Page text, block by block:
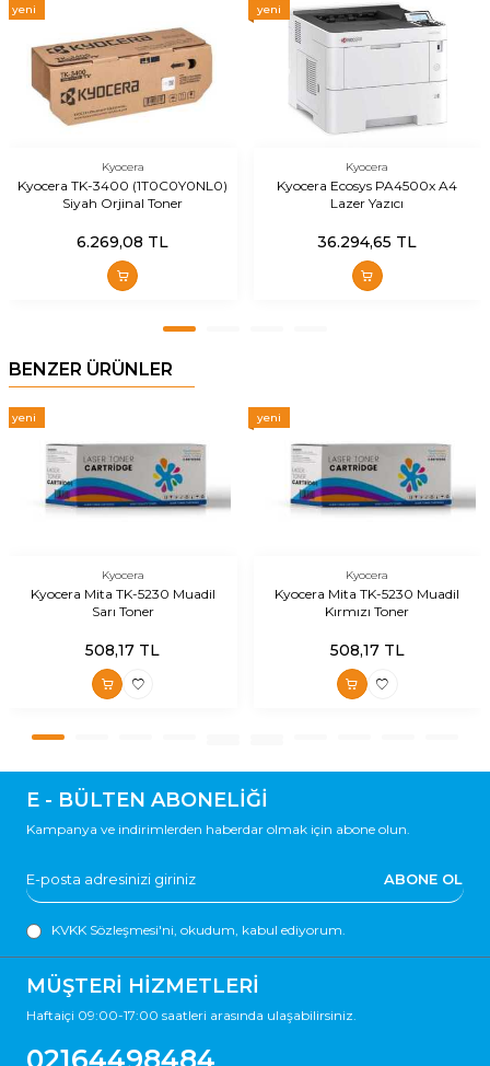
yeni
Kyocera
Kyocera TK-3400 (1T0C0Y0NL0)
Siyah Orjinal Toner
6.269,08 TL
yeni
Kyocera
Kyocera Ecosys PA4500x A4
Lazer Yazıcı
36.294,65 TL
BENZER ÜRÜNLER
yeni
Kyocera
Kyocera Mita TK-5230 Muadil
Sarı Toner
508,17 TL
yeni
Kyocera
Kyocera Mita TK-5230 Muadil
Kırmızı Toner
508,17TL
MÜŞTERİ HİZMETLERİ
Haftaiçi 09:00-17:00 saatleri arasında ulaşabilirsiniz.
02164498484
E - BÜLTEN ABONELİĞİ
Kampanya ve indirimlerden haberdar olmak için abone olun.
ABONE OL
KVKK Sözleşmesi'ni , okudum, kabul ediyorum.